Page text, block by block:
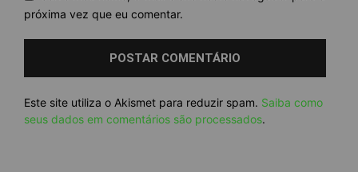
próxima vez que eu comentar.
Este site utiliza o Akismet para reduzir spam. Saiba como
seus dados em comentários são processados.